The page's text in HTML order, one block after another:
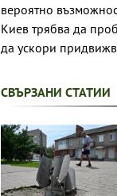
вероятно
Киев трябва да
да ускори
СВЪРЗАНИ СТАТИИ